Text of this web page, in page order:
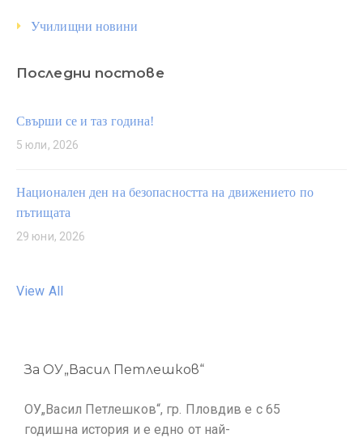
Училищни новини
Последни постове
Свърши се и таз година!
5 юли, 2026
Национален ден на безопасността на движението по
пътищата
29 юни, 2026
View All
За ОУ„Васил Петлешков“
ОУ„Васил Петлешков“, гр. Пловдив е с 65
годишна история и е едно от най-